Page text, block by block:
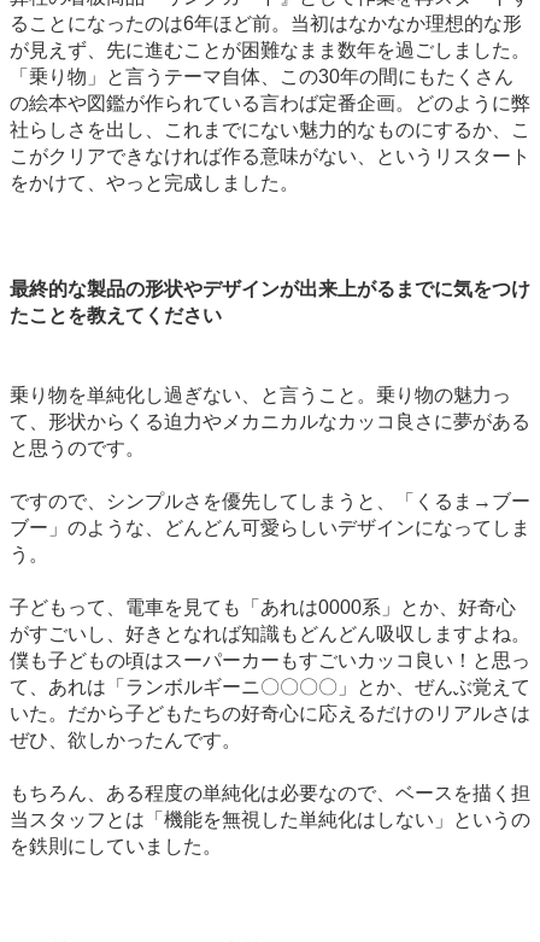
ることになったのは6年ほど前。当初はなかなか理想的な形
が見えず、先に進むことが困難なまま数年を過ごしました。
「乗り物」と言うテーマ自体、この30年の間にもたくさん
の絵本や図鑑が作られている言わば定番企画。どのように弊
社らしさを出し、これまでにない魅力的なものにするか、こ
こがクリアできなければ作る意味がない、というリスタート
をかけて、やっと完成しました。
最終的な製品の形状やデザインが出来上がるまでに気をつけ
たことを教えてください
乗り物を単純化し過ぎない、と言うこと。乗り物の魅力っ
て、形状からくる迫力やメカニカルなカッコ良さに夢がある
と思うのです。
ですので、シンプルさを優先してしまうと、「くるま→ブー
ブー」のような、どんどん可愛らしいデザインになってしま
う。
子どもって、電車を見ても「あれは0000系」とか、好奇心
がすごいし、好きとなれば知識もどんどん吸収しますよね。
僕も子どもの頃はスーパーカーもすごいカッコ良い！と思っ
て、あれは「ランボルギーニ〇〇〇〇」とか、ぜんぶ覚えて
いた。だから子どもたちの好奇心に応えるだけのリアルさは
ぜひ、欲しかったんです。
もちろん、ある程度の単純化は必要なので、ベースを描く担
当スタッフとは「機能を無視した単純化はしない」というの
を鉄則にしていました。